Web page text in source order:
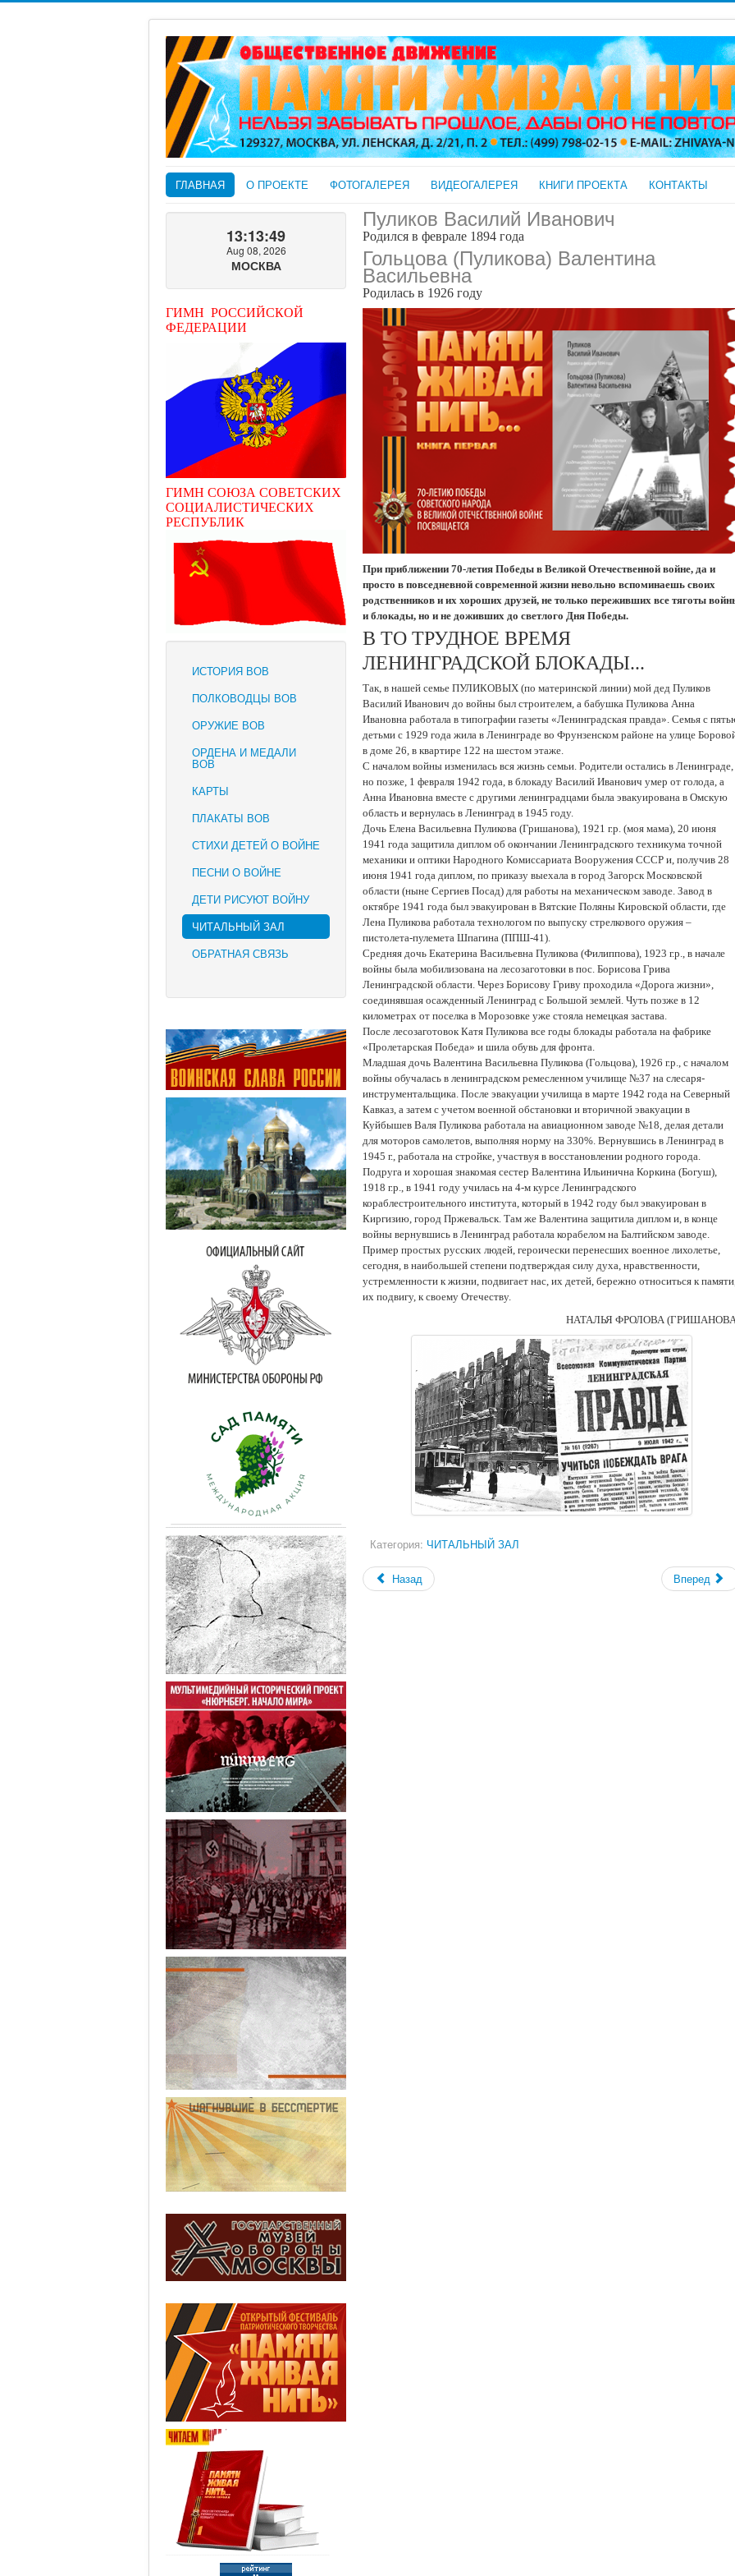
ГЛАВНАЯ О ПРОЕКТЕ ФОТОГАЛЕРЕЯ ВИДЕОГАЛЕРЕЯ КНИГИ ПРОЕКТА КОНТАКТЫ
13:13:50
Aug 08, 2026
МОСКВА
ГИМН РОССИЙСКОЙ
ФЕДЕРАЦИИ
ГИМН СОЮЗА СОВЕТСКИХ
СОЦИАЛИСТИЧЕСКИХ
РЕСПУБЛИК
ИСТОРИЯ ВОВ
ПОЛКОВОДЦЫ ВОВ
ОРУЖИЕ ВОВ
ОРДЕНА И МЕДАЛИ
ВОВ
КАРТЫ
ПЛАКАТЫ ВОВ
СТИХИ ДЕТЕЙ О ВОЙНЕ
ПЕСНИ О ВОЙНЕ
ДЕТИ РИСУЮТ ВОЙНУ
ЧИТАЛЬНЫЙ ЗАЛ
ОБРАТНАЯ СВЯЗЬ
Пуликов Василий Иванович
Родился в феврале 1894 года
Гольцова (Пуликова) Валентина
Васильевна
Родилась в 1926 году
При приближении 70-летия Победы в Великой Отечественной войне, да и
просто в повседневной современной жизни невольно вспоминаешь своих
родственников и их хороших друзей, не только переживших все тяготы
и блокады, но и не доживших до светлого Дня Победы.
В ТО ТРУДНОЕ ВРЕМЯ
ЛЕНИНГРАДСКОЙ БЛОКАДЫ...
Так, в нашей семье ПУЛИКОВЫХ (по материнской линии) мой дед Пуликов
Василий Иванович до войны был строителем, а бабушка Пуликова Анна
Ивановна работала в типографии газеты «Ленинградская правда». Семья с
детьми с 1929 года жила в Ленинграде во Фрунзенском районе на улице
в доме 26, в квартире 122 на шестом этаже.
С началом войны изменилась вся жизнь семьи. Родители остались в Ленинграде,
но позже, 1 февраля 1942 года, в блокаду Василий Иванович умер от голода, а
Анна Ивановна вместе с другими ленинградцами была эвакуирована в Омскую
область и вернулась в Ленинград в 1945 году.
Дочь Елена Васильевна Пуликова (Гришанова), 1921 г.р. (моя мама), 20 июня
1941 года защитила диплом об окончании Ленинградского техникума точной
механики и оптики Народного Комиссариата Вооружения СССР и, получив 28
июня 1941 года диплом, по приказу выехала в город Загорск Московской
области (ныне Сергиев Посад) для работы на механическом заводе. Завод в
октябре 1941 года был эвакуирован в Вятские Поляны Кировской области, где
Лена Пуликова работала технологом по выпуску стрелкового оружия –
пистолета-пулемета Шпагина (ППШ-41).
Средняя дочь Екатерина Васильевна Пуликова (Филиппова), 1923 г.р., в начале
войны была мобилизована на лесозаготовки в пос. Борисова Грива
Ленинградской области. Через Борисову Гриву проходила «Дорога жизни»,
соединявшая осажденный Ленинград с Большой землей. Чуть позже в 12
километрах от поселка в Морозовке уже стояла немецкая застава.
После лесозаготовок Катя Пуликова все годы блокады работала на фабрике
«Пролетарская Победа» и шила обувь для фронта.
Младшая дочь Валентина Васильевна Пуликова (Гольцова), 1926 г.р., с началом
войны обучалась в ленинградском ремесленном училище №37 на слесаря-
инструментальщика. После эвакуации училища в марте 1942 года на Северный
Кавказ, а затем с учетом военной обстановки и вторичной эвакуации в
Куйбышев Валя Пуликова работала на авиационном заводе №18, делая детали
для моторов самолетов, выполняя норму на 330%. Вернувшись в Ленинград в
1945 г., работала на стройке, участвуя в восстановлении родного города.
Подруга и хорошая знакомая сестер Валентина Ильинична Коркина (Богуш),
1918 г.р., в 1941 году училась на 4-м курсе Ленинградского
кораблестроительного института, который в 1942 году был эвакуирован в
Киргизию, город Пржевальск. Там же Валентина защитила диплом и, в конце
войны вернувшись в Ленинград работала корабелом на Балтийском заводе.
Пример простых русских людей, героически перенесших военное лихолетье,
сегодня, в наибольшей степени подтверждая силу духа, нравственности,
устремленности к жизни, подвигает нас, их детей, бережно относиться к
их подвигу, к своему Отечеству.
НАТАЛЬЯ ФРОЛОВА
Категория: ЧИТАЛЬНЫЙ ЗАЛ
Назад Вперед